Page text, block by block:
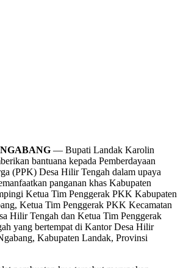
— Bupati Landak Karolin
bantuana kepada Pemberdayaan
(PPK) Desa Hilir Tengah dalam upaya
panganan khas Kabupaten
Ketua Tim Penggerak PKK Kabupaten
Ketua Tim Penggerak PKK Kecamatan
Hilir Tengah dan Ketua Tim Penggerak
yang bertempat di Kantor Desa Hilir
Kabupaten Landak, Provinsi